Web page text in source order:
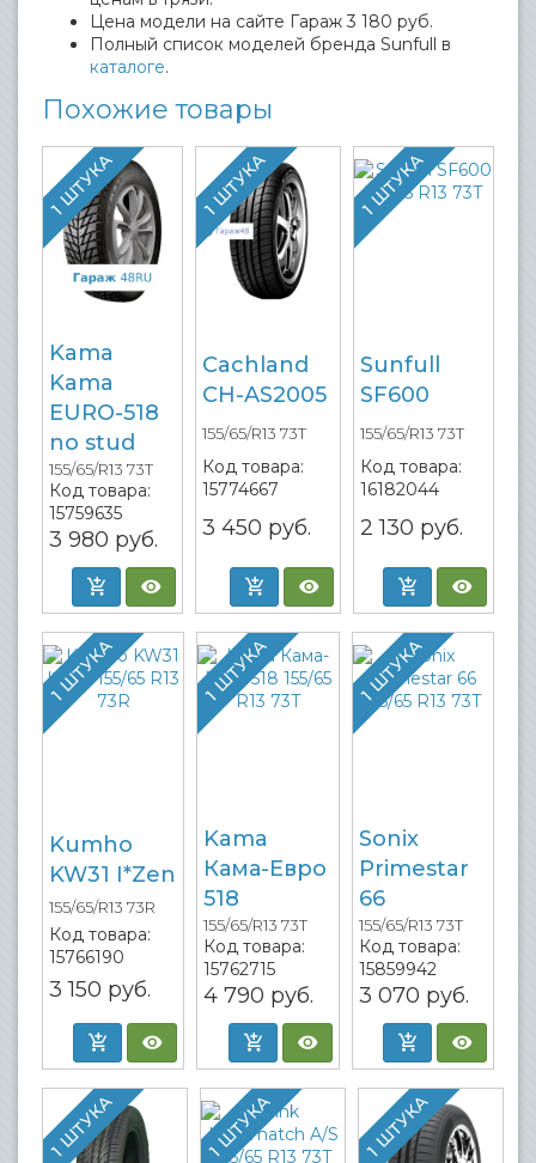
Цена модели на сайте Гараж 3 180 руб.
Полный список моделей бренда Sunfull в
каталоге.
Похожие товары
1 ШТУКА
Kama
Kama
EURO-518
no stud
155/65/R13 73T
Код товара:
15759635
3 980 руб.
1 ШТУКА
Cachland
CH-AS2005
155/65/R13 73T
Код товара:
15774667
3 450 руб.
1 ШТУКА
Sunfull
SF600
155/65/R13 73T
Код товара:
16182044
2 130 руб.
1 ШТУКА
Kumho
KW31 I*Zen
155/65/R13 73R
Код товара:
15766190
3 150 руб.
1 ШТУКА
Kama
Кама-Евро
518
155/65/R13 73T
Код товара:
15762715
4 790 руб.
1 ШТУКА
Sonix
Primestar
66
155/65/R13 73T
Код товара:
15859942
3 070 руб.
1 ШТУКА 1 ШТУКА 1 ШТУКА